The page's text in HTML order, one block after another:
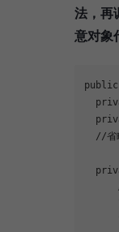
法，再
意对象
public
//省